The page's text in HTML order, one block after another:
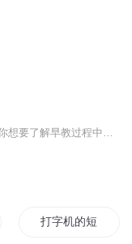
打字机的短篇